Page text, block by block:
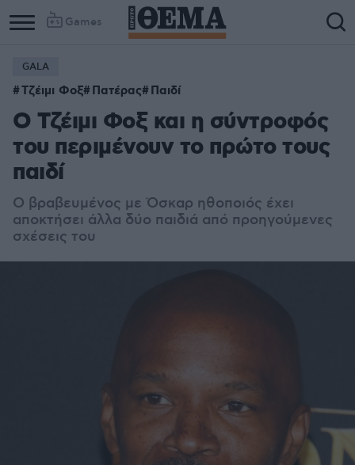
Games
GALA
Τζέιμι Φοξ Πατέρας Παιδί
Ο Τζέιμι Φοξ και η σύντροφός
του περιμένουν το πρώτο τους
παιδί
Ο βραβευμένος με Όσκαρ ηθοποιός έχει
αποκτήσει άλλα δύο παιδιά από προηγούμενες
σχέσεις του